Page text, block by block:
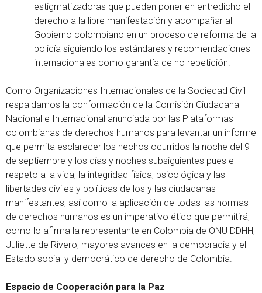
estigmatizadoras que pueden poner en entredicho el
derecho a la libre manifestación y acompañar al
Gobierno colombiano en un proceso de reforma de la
policía siguiendo los estándares y recomendaciones
internacionales como garantía de no repetición.
Como Organizaciones Internacionales de la Sociedad Civil
respaldamos la conformación de la Comisión Ciudadana
Nacional e Internacional anunciada por las Plataformas
colombianas de derechos humanos para levantar un informe
que permita esclarecer los hechos ocurridos la noche del 9
de septiembre y los días y noches subsiguientes pues el
respeto a la vida, la integridad física, psicológica y las
libertades civiles y políticas de los y las ciudadanas
manifestantes, así como la aplicación de todas las normas
de derechos humanos es un imperativo ético que permitirá,
como lo afirma la representante en Colombia de ONU DDHH,
Juliette de Rivero, mayores avances en la democracia y el
Estado social y democrático de derecho de Colombia.
Espacio de Cooperación para la Paz